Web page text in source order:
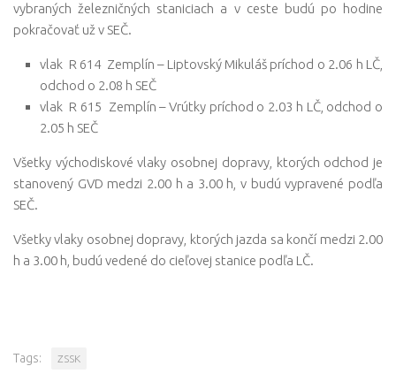
vybraných železničných staniciach a v ceste budú po hodine
pokračovať už v SEČ.
vlak R 614 Zemplín – Liptovský Mikuláš príchod o 2.06 h LČ,
odchod o 2.08 h SEČ
vlak R 615 Zemplín – Vrútky príchod o 2.03 h LČ, odchod o
2.05 h SEČ
Všetky východiskové vlaky osobnej dopravy, ktorých odchod je
stanovený GVD medzi 2.00 h a 3.00 h, v budú vypravené podľa
SEČ.
Všetky vlaky osobnej dopravy, ktorých jazda sa končí medzi 2.00
h a 3.00 h, budú vedené do cieľovej stanice podľa LČ.
Tags: ZSSK